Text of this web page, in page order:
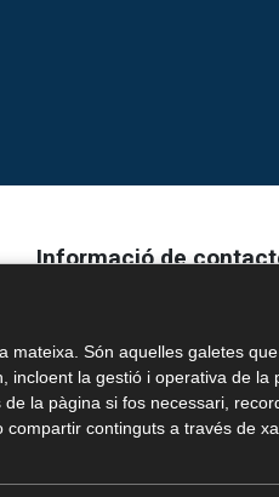
Informació de
Tel. 977 54 28 07
Email: escola@escolajoan23.com
Són aquelles galetes
la gestió i operativa de
la pàgina si fos necessari,
continguts a través de